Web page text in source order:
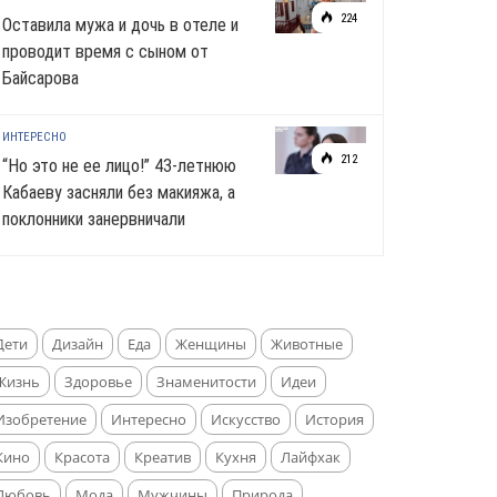
224
Оставила мужа и дочь в отеле и
проводит время с сыном от
Байсарова
212
ИНТЕРЕСНО
“Но это не ее лицо!” 43-летнюю
Кабаеву засняли без макияжа, а
поклонники занервничали
Дизайн Еда Женщины
Животные
Здоровье Знаменитости
Идеи
Интересно Искусство
История
Красота Креатив Кухня
Лайфхак